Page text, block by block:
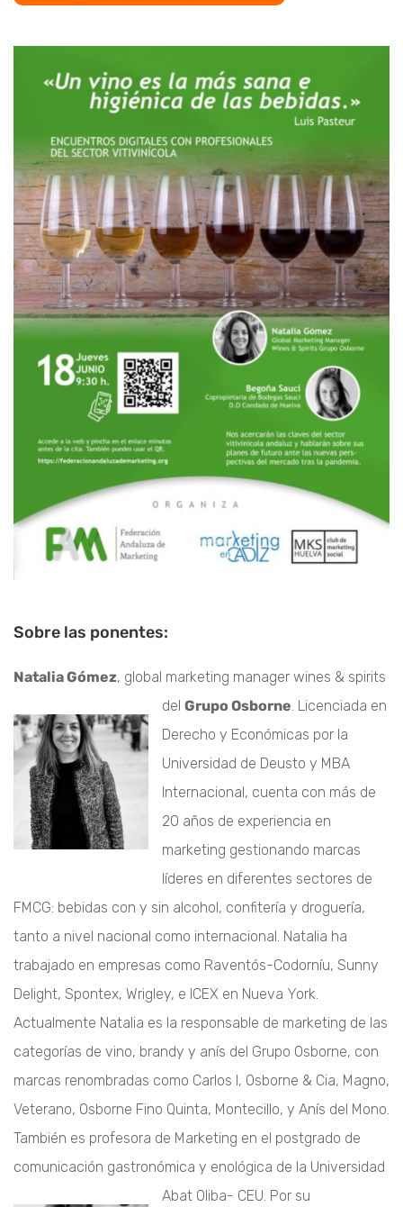
Sobre las ponentes:
Natalia Gómez, global marketing manager wines & spirits
del Grupo Osborne. Licenciada en
Derecho y Económicas por la
Universidad de Deusto y MBA
Internacional, cuenta con más de
20 años de experiencia en
marketing gestionando marcas
líderes en diferentes sectores de
FMCG: bebidas con y sin alcohol, confitería y droguería,
tanto a nivel nacional como internacional. Natalia ha
trabajado en empresas como Raventós-Codorníu, Sunny
Delight, Spontex, Wrigley, e ICEX en Nueva York.
Actualmente Natalia es la responsable de marketing de las
categorías de vino, brandy y anís del Grupo Osborne, con
marcas renombradas como Carlos I, Osborne & Cia, Magno,
Veterano, Osborne Fino Quinta, Montecillo, y Anís del Mono.
También es profesora de Marketing en el postgrado de
comunicación gastronómica y enológica de la Universidad
Abat Oliba- CEU. Por su